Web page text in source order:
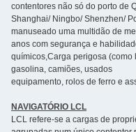
contentores não só do porto de
Shanghai/ Ningbo/ Shenzhen/
manuseado uma multidão de
anos com segurança e
químicos,Carga perigosa (como
gasolina, camiões, usados
equipamento, rolos de ferro e
NAVIGATÓRIO LCL
LCL refere-se a cargas de